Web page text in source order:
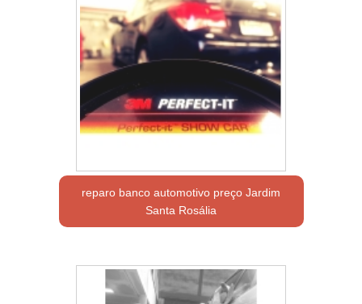
reparo banco automotivo preço Jardim
Santa Rosália